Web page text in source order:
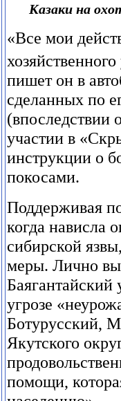
Казаки на
«Все мои
пишет он в
сделанных по
(впоследствии
участии в
инструкции о
покосами.
Поддерживая
когда нависла
сибирской
меры. Лично
Баягантайский
угрозе
Ботурусский,
Якутского
помощи,